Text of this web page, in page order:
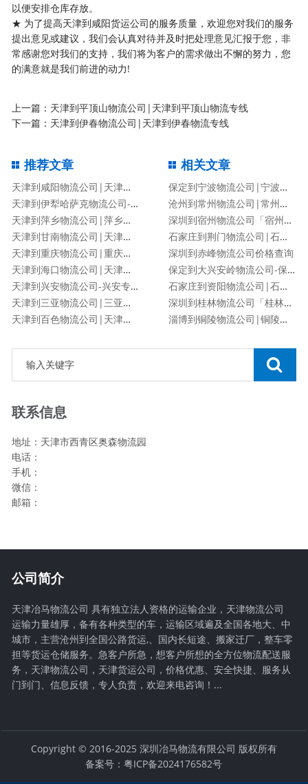
以便安排仓库存放。
★ 为了提高天津到咸阳货运公司的服务质量，欢迎您对我们的服务
提出意见或建议，我们会认真对待并及时把处理意见汇报于您，非
常感谢您对我们的支持，我们将为客户的需求做出不懈的努力，您
的满意就是我们前进的动力!
上一篇： 天津到平顶山物流公司|天津到平顶山物流专线
下一篇： 天津到伊春物流公司|天津到伊春物流专线
推荐文章
天津到咸阳物流公司|天津到咸阳物流专线
天津到伊犁哈萨克物流公司-伊犁哈萨克专线
天津到萍乡物流公司|萍乡专线
天津到甘南物流公司|天津到甘南物流专线
天津到重庆物流公司|重庆专线
天津到海口物流公司|天津到海口物流专线
天津到兴安物流公司-兴安专线
天津到三亚物流公司|三亚专线
天津到百色物流公司|天津到百色物流专线
相关文章
保定到宁波物流公司|宁波专线
沧州到常州物流公司|常州专线
深圳到宿州物流公司「宿州专线」
石家庄到荆门物流公司|石家庄到荆门货运专线
深圳到赤峰物流公司价格查询
保定到大兴安岭物流公司-保定到大兴安岭货运专线
石家庄到资阳物流公司|石家庄到资阳货运专线
深圳到桂林物流公司「桂林专线」
淄博到铜陵物流公司|铜陵专线
联系信息
地址：天津市西青区奥森物流园
电话：
手机：
微信：
邮箱：
公司简介
天津冶马物流公司 具有独立法人资格的运输企业，天津物流公司
运输力量雄厚，备有各种类型的车，运输区域遍及全国各地大、中
城市，主营沧州到全国公路货运,、国内长短途、搬家迁厂，整车零
担等货运仓储服务。急客户所急，想客户所想的全方位物流配送服
务，天津物流公司，天津货运公司，价格优惠、安全快捷、服务从
门到门、信息反馈，专人负责，欢迎来电咨询！...
Copyright © 2016-2025 深圳冶马物流有限公司 版权所有
备案号：粤ICP备2024176582号